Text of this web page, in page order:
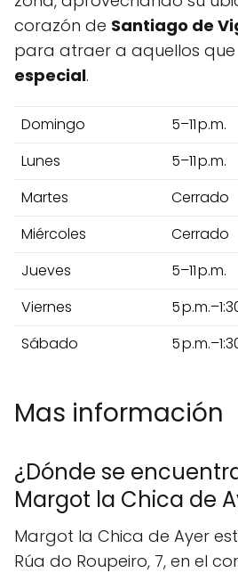
corazón de Santiago de
para atraer a aquellos
especial.
Domingo
5–11 p.m.
Lunes
5–11 p.m.
Martes
Cerrado
Miércoles
Cerrado
Jueves
5–11 p.m.
Viernes
5
Sábado
5
Mas información
¿Dónde se
Margot la Chica de
Margot la Chica de Ayer
Rúa do Roupeiro, 7, en el